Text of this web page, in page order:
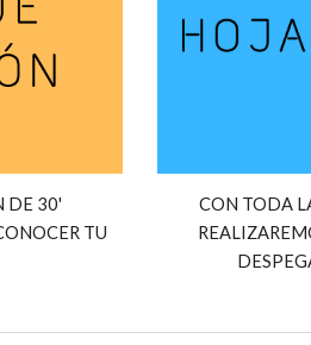
DE 30'
TU
CON TODA